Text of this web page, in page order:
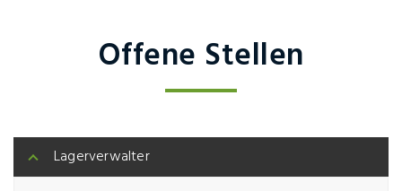
Offene Stellen
Lagerverwalter